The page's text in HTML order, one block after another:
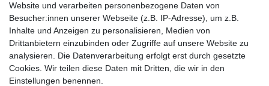
Unsere Seiten im Social Media:
Website und verarbeiten personenbezogene Daten von
Besucher:innen unserer Webseite (z.B. IP-Adresse), um z.B.
Inhalte und Anzeigen zu personalisieren, Medien von
Drittanbietern einzubinden oder Zugriffe auf unsere Website zu
analysieren. Die Datenverarbeitung erfolgt erst durch gesetzte
Cookies. Wir teilen diese Daten mit Dritten, die wir in den
Einstellungen benennen.